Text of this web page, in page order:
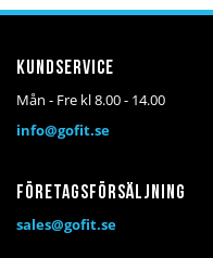
Kundservice
Mån - Fre kl 8.00 - 14.00
info@gofit.se
Företagsförsäljning
sales@gofit.se